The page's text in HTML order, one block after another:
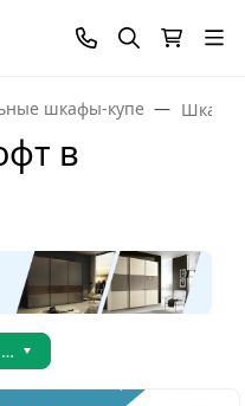
шкафы-купе
в